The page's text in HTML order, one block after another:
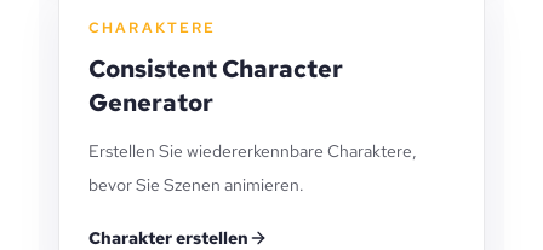
CHARAKTERE
Consistent Character
Generator
Erstellen Sie wiedererkennbare Charaktere,
bevor Sie Szenen animieren.
Charakter erstellen